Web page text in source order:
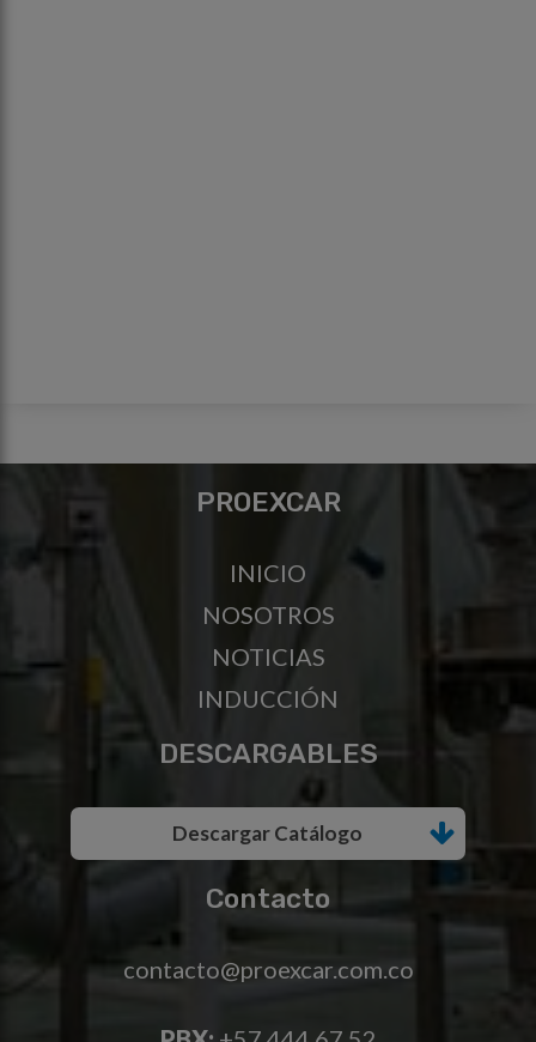
PROEXCAR
INICIO
NOSOTROS
NOTICIAS
INDUCCIÓN
DESCARGABLES
Descargar Catálogo
Contacto
contacto@proexcar.com.co